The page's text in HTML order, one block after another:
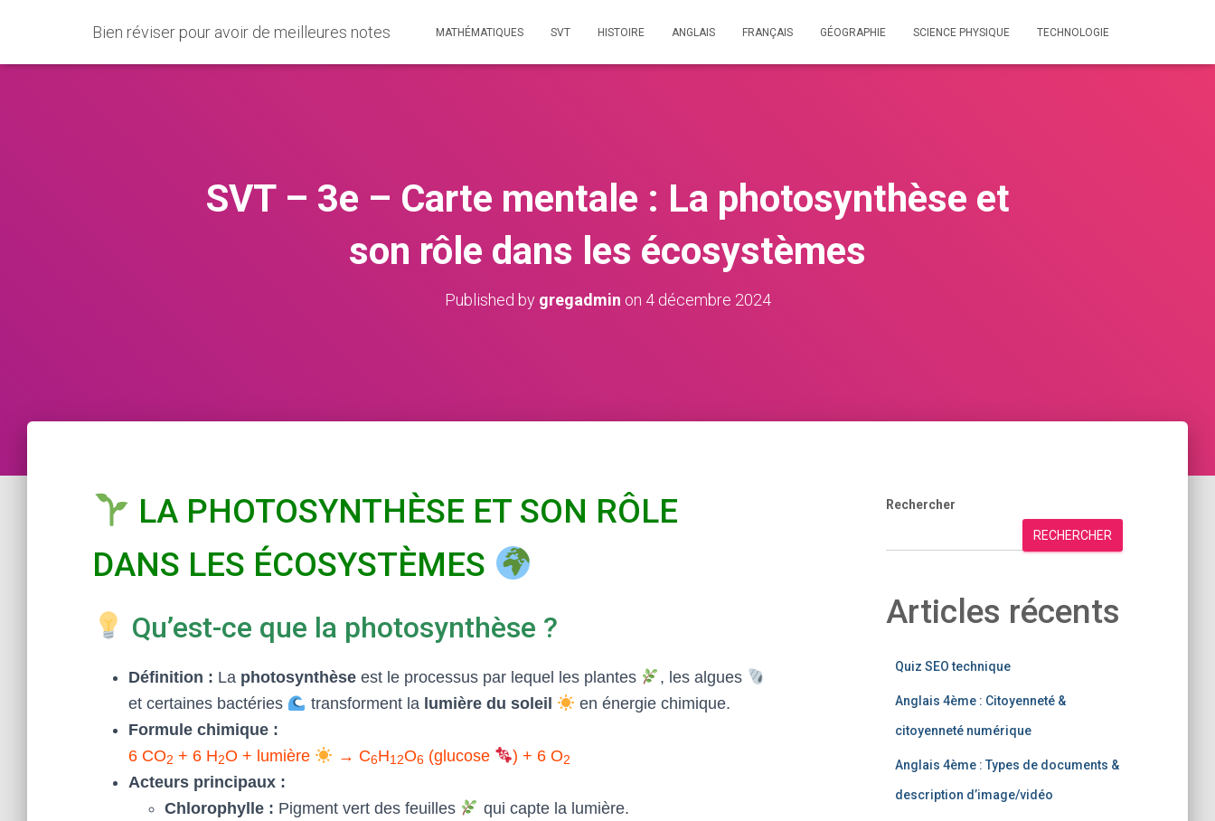
Bien réviser pour avoir de meilleures notes MATHÉMATIQUES SVT HISTOIRE ANGLAIS FRANÇAIS GÉOGRAPHIE SCIENCE PHYSIQUE TECHNOLOGIE
SVT – 3e – Carte mentale : La photosynthèse et
son rôle dans les écosystèmes
Published by gregadmin on 4 décembre 2024
LA PHOTOSYNTHÈSE ET SON RÔLE
DANS LES ÉCOSYSTÈMES
Qu’est-ce que la photosynthèse ?
Définition : La photosynthèse est le processus par lequel les plantes
, les algues
et certaines bactéries
transforment la lumière du soleil
en énergie chimique.
Formule chimique :
6 CO2 + 6 H2O + lumière → C6H12O6(glucose ) + 6 O2
Acteurs principaux :
Chlorophylle : Pigment vert des feuilles
qui capte la lumière.
Rechercher
RECHERCHER
Articles récents
Quiz SEO technique
Anglais 4ème : Citoyenneté &
citoyenneté numérique
Anglais 4ème : Types de documents &
description d’image/vidéo